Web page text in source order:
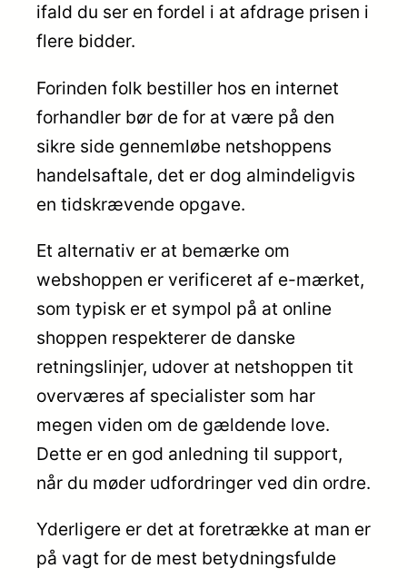
ifald du ser en fordel i at afdrage prisen i
flere bidder.
Forinden folk bestiller hos en internet
forhandler bør de for at være på den
sikre side gennemløbe netshoppens
handelsaftale, det er dog almindeligvis
en tidskrævende opgave.
Et alternativ er at bemærke om
webshoppen er verificeret af e-mærket,
som typisk er et sympol på at online
shoppen respekterer de danske
retningslinjer, udover at netshoppen tit
overværes af specialister som har
megen viden om de gældende love.
Dette er en god anledning til support,
når du møder udfordringer ved din ordre.
Yderligere er det at foretrække at man er
på vagt for de mest betydningsfulde